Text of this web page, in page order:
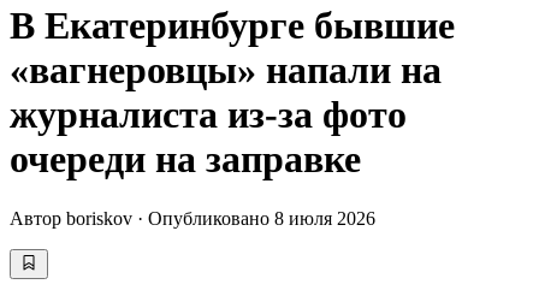
В Екатеринбурге бывшие
«вагнеровцы» напали на
журналиста из-за фото
очереди на заправке
Автор boriskov · Опубликовано 8 июля 2026